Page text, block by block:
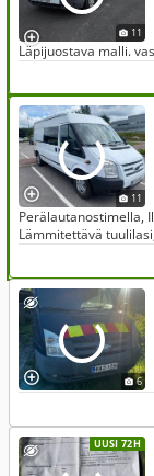
11
Läpijuostava malli.
11
Perälautanostimella,
Lämmitettävä
6
UUSI 72H